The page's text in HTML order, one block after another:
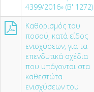
4399/2016» (Β' 1272)
Καθορισμός του
ποσού, κατά είδος
ενισχύσεων, για τα
επενδυτικά σχέδια
που υπάγονται στα
καθεστώτα
ενισχύσεων του